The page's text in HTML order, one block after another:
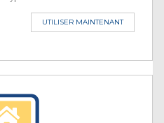
UTILISER MAINTENANT